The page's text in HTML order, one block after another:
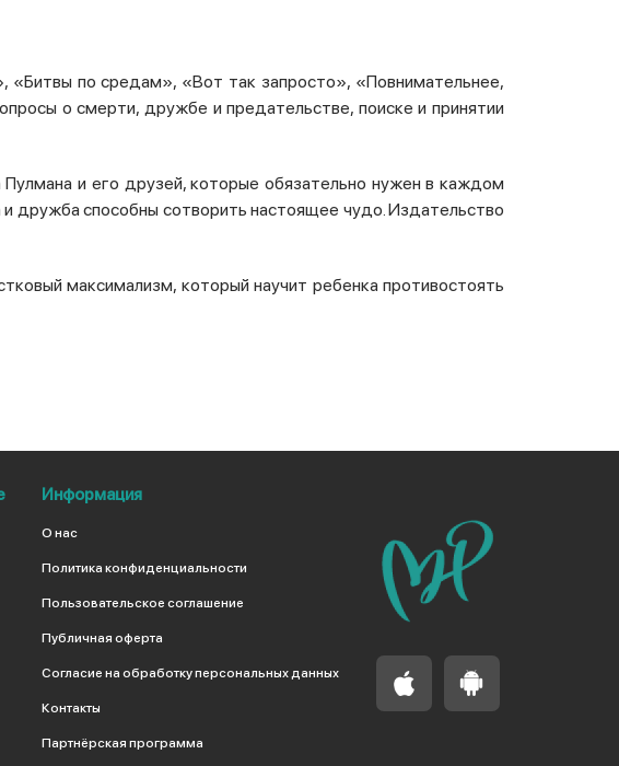
«Битвы по средам», «Вот так запросто», «Повнимательнее,
о смерти, дружбе и предательстве, поиске и принятии
и его друзей, которые обязательно нужен в каждом
дружба способны сотворить настоящее чудо. Издательство
максимализм, который научит ребенка противостоять
Информация
О нас
Политика конфиденциальности
Пользовательское соглашение
Публичная оферта
Согласие на обработку персональных данных
Контакты
Партнёрская программа